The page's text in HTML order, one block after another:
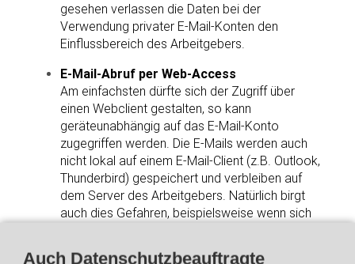
Auch Datenschutzbeauftragte
gesehen verlassen die Daten bei der
Verwendung privater E-Mail-Konten den
Einflussbereich des Arbeitgebers.
E-Mail-Abruf per Web-Access
Am einfachsten dürfte sich der Zugriff über
einen Webclient gestalten, so kann
geräteunabhängig auf das E-Mail-Konto
zugegriffen werden. Die E-Mails werden auch
nicht lokal auf einem E-Mail-Client (z.B. Outlook,
Thunderbird) gespeichert und verbleiben auf
dem Server des Arbeitgebers. Natürlich birgt
auch dies Gefahren, beispielsweise wenn sich